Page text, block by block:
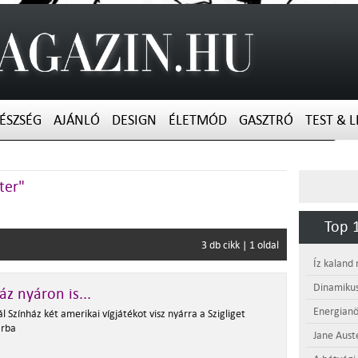
AJÁNLÓ DESIGN ÉLETMÓD GASZTRÓ TEST &
3 db cikk | 1 oldal
nyáron is...
Színház két amerikai vígjátékot visz nyárra a Szigliget
Top
Íz kaland
Jane